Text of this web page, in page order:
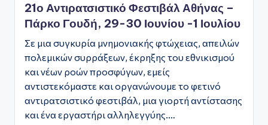
21ο Αντιρατσιστικό Φεστιβάλ Αθήνας –
Πάρκο Γουδή, 29-30 Ιουνίου -1 Ιουλίου
Σε μια συγκυρία μνημονιακής φτώχειας, απειλών
πολεμικών συρράξεων, έκρηξης του εθνικισμού
και νέων ροών προσφύγων, εμείς
αντιστεκόμαστε και οργανώνουμε το φετινό
αντιρατσιστικό φεστιβάλ, μια γιορτή αντίστασης
και ένα εργαστήρι αλληλεγγύης.…